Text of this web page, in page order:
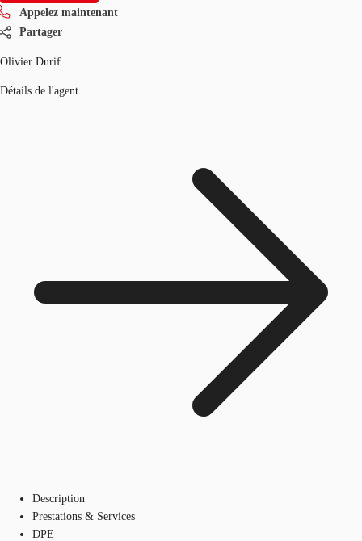
Appelez maintenant
Partager
Olivier Durif
Détails de l'agent
Description
Prestations & Services
DPE